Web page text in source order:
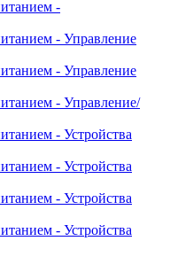
-
- Управление
- Управление
- Управление/
- Устройства
- Устройства
- Устройства
- Устройства